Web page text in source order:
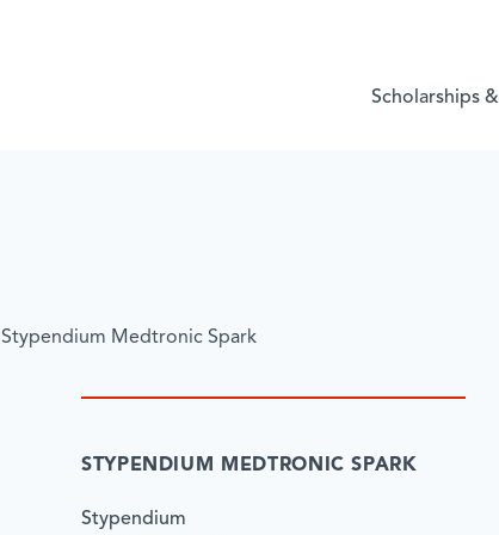
Scholarships
Stypendium Medtronic Spark
STYPENDIUM MEDTRONIC SPARK
Stypendium